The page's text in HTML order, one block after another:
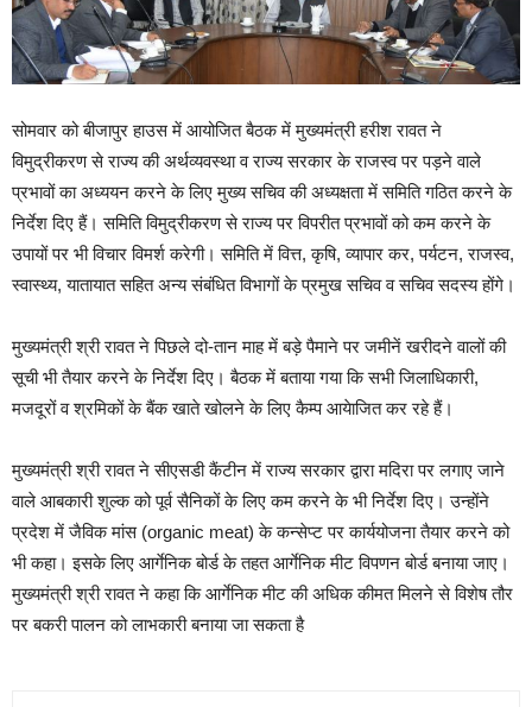
सोमवार को बीजापुर हाउस में आयोजित बैठक में मुख्यमंत्री हरीश रावत ने
विमुद्रीकरण से राज्य की अर्थव्यवस्था व राज्य सरकार के राजस्व पर पड़ने वाले
प्रभावों का अध्ययन करने के लिए मुख्य सचिव की अध्यक्षता में समिति गठित करने के
निर्देश दिए हैं। समिति विमुद्रीकरण से राज्य पर विपरीत प्रभावों को कम करने के
उपायों पर भी विचार विमर्श करेगी। समिति में वित्त, कृषि, व्यापार कर, पर्यटन, राजस्व,
स्वास्थ्य, यातायात सहित अन्य संबंधित विभागों के प्रमुख सचिव व सचिव सदस्य होंगे।
मुख्यमंत्री श्री रावत ने पिछले दो-तान माह में बड़े पैमाने पर जमीनें खरीदने वालों की
सूची भी तैयार करने के निर्देश दिए। बैठक में बताया गया कि सभी जिलाधिकारी,
मजदूरों व श्रमिकों के बैंक खाते खोलने के लिए कैम्प आयेाजित कर रहे हैं।
मुख्यमंत्री श्री रावत ने सीएसडी कैंटीन में राज्य सरकार द्वारा मदिरा पर लगाए जाने
वाले आबकारी शुल्क को पूर्व सैनिकों के लिए कम करने के भी निर्देश दिए। उन्होंने
प्रदेश में जैविक मांस (organic meat) के कन्सेप्ट पर कार्ययोजना तैयार करने को
भी कहा। इसके लिए आर्गेनिक बोर्ड के तहत आर्गेनिक मीट विपणन बोर्ड बनाया जाए।
मुख्यमंत्री श्री रावत ने कहा कि आर्गेनिक मीट की अधिक कीमत मिलने से विशेष तौर
पर बकरी पालन को लाभकारी बनाया जा सकता है